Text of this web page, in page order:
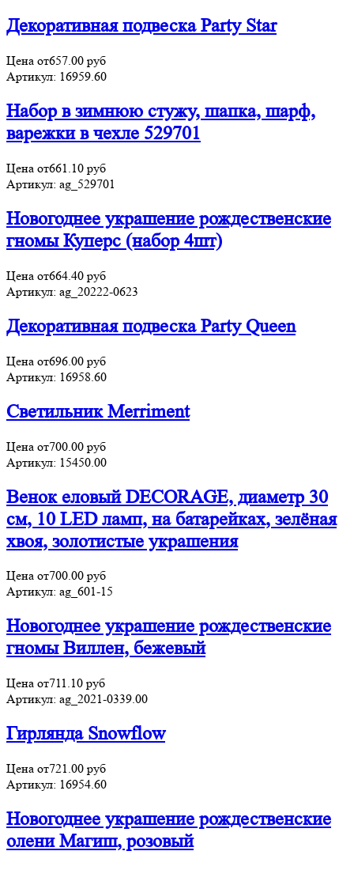
Декоративная подвеска Party Star
Цена от657.00 руб
Артикул: 16959.60
Набор в зимнюю стужу, шапка, шарф,
варежки в чехле 529701
Цена от661.10 руб
Артикул: ag_529701
Новогоднее украшение рождественские
гномы Куперс (набор 4шт)
Цена от664.40 руб
Артикул: ag_20222-0623
Декоративная подвеска Party Queen
Цена от696.00 руб
Артикул: 16958.60
Светильник Merriment
Цена от700.00 руб
Артикул: 15450.00
Венок еловый DECORAGE, диаметр 30
см, 10 LED ламп, на батарейках, зелёная
хвоя, золотистые украшения
Цена от700.00 руб
Артикул: ag_601-15
Новогоднее украшение рождественские
гномы Виллен, бежевый
Цена от711.10 руб
Артикул: ag_2021-0339.00
Гирлянда Snowflow
Цена от721.00 руб
Артикул: 16954.60
Новогоднее украшение рождественские
олени Магиш, розовый